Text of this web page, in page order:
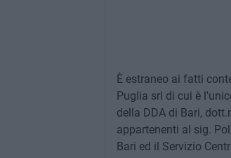
È estraneo ai fatti
Puglia srl di cui è
della DDA di Bari,
appartenenti al sig.
Bari ed il Servizio